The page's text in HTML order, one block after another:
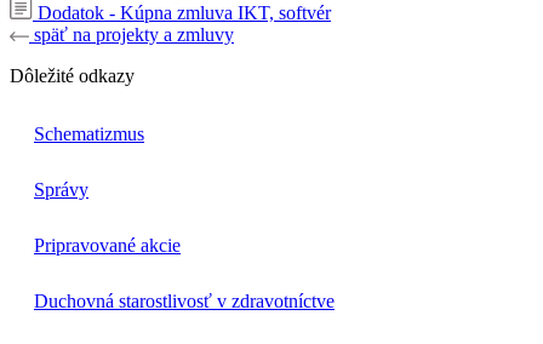
Dodatok - Kúpna zmluva IKT, softvér
späť na projekty a zmluvy
Dôležité odkazy
Schematizmus
Správy
Pripravované akcie
Duchovná starostlivosť v zdravotníctve